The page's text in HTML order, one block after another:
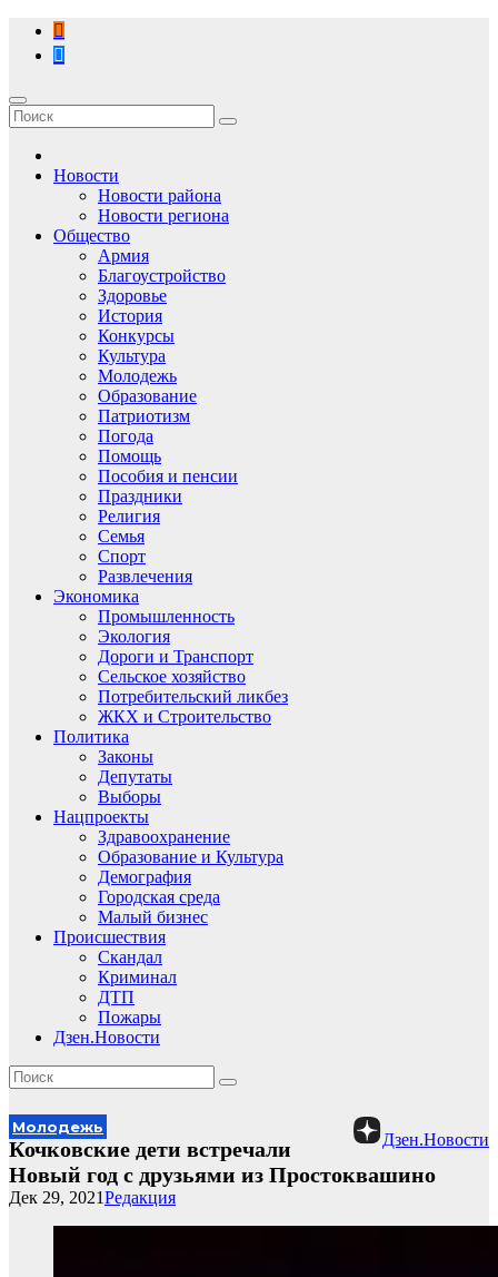
Перейти
содержимому
Новости
Новости района
Новости региона
Общество
Армия
Благоустройство
Здоровье
История
Конкурсы
Культура
Молодежь
Образование
Патриотизм
Погода
Помощь
Пособия и пенсии
Праздники
Религия
Семья
Спорт
Развлечения
Экономика
Промышленность
Экология
Дороги и Транспорт
Сельское хозяйство
Потребительский ликбез
ЖКХ и Строительство
Политика
Законы
Депутаты
Выборы
Нацпроекты
Здравоохранение
Образование и Культура
Демография
Городская среда
Малый бизнес
Происшествия
Скандал
Криминал
ДТП
Пожары
Дзен.Новости
Дзен.Новости
Молодежь
Кочковские дети встречали
Новый год с друзьями из Простоквашино
Редакция
Дек 29, 2021